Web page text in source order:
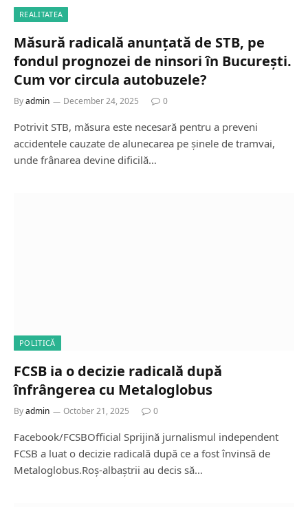
REALITATEA
Măsură radicală anunțată de STB, pe
fondul prognozei de ninsori în București.
Cum vor circula autobuzele?
Byadmin December 24, 2025 0
Potrivit STB, măsura este necesară pentru a preveni
accidentele cauzate de alunecarea pe șinele de tramvai,
unde frânarea devine dificilă…
POLITICĂ
FCSB ia o decizie radicală după
înfrângerea cu Metaloglobus
Byadmin October 21, 2025 0
Facebook/FCSBOfficial Sprijină jurnalismul independent
FCSB a luat o decizie radicală după ce a fost învinsă de
Metaloglobus.Roș-albaștrii au decis să…